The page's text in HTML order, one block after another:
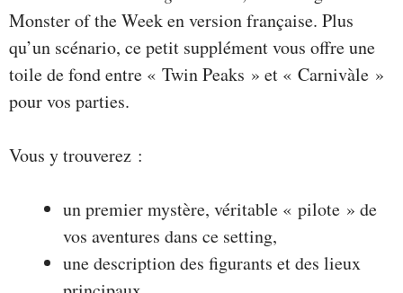
Monster of the Week en version française. Plus
qu’un scénario, ce petit supplément vous offre une
toile de fond entre « Twin Peaks » et « Carnivàle »
pour vos parties.
Vous y trouverez :
un premier mystère, véritable « pilote » de
vos aventures dans ce setting,
une description des figurants et des lieux